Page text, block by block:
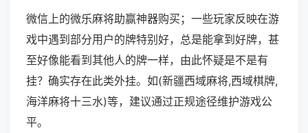
微信上的微乐麻将助赢神器购买；一些玩家反映在游
戏中遇到部分用户的牌特别好，总是能拿到好牌，甚
至好像能看到其他人的牌一样，由此怀疑是不是有
挂？确实存在此类外挂。如(新疆西域麻将,西域棋牌,
海洋麻将十三水)等，建议通过正规途径维护游戏公
平。